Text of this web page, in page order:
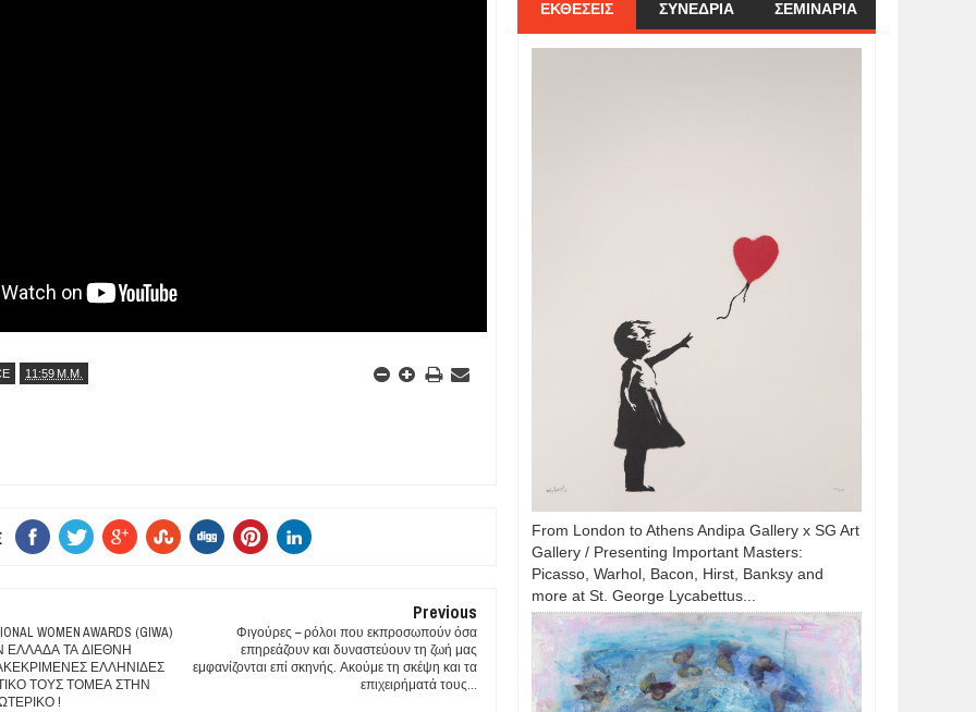
11:59 Μ.Μ.
WOMEN AWARDS (GIWA)
ΤΑ ΔΙΕΘΝΗ
ΕΛΛΗΝΙΔΕΣ
ΤΟΥΣ ΤΟΜΕΑ ΣΤΗΝ
!
Previous
Φιγούρες – ρόλοι που εκπροσωπούν όσα
επηρεάζουν και δυναστεύουν τη ζωή μας
εμφανίζονται επί σκηνής. Ακούμε τη σκέψη και τα
επιχειρήματά τους...
ΕΚΘΕΣΕΙΣ ΣΥΝΕΔΡΙΑ ΣΕΜΙΝΑΡΙΑ
From London to Athens Andipa Gallery x SG Art
Gallery / Presenting Important Masters:
Picasso, Warhol, Bacon, Hirst, Banksy and
more at St. George Lycabettus...